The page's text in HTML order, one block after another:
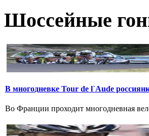
Шоссейные
В многодневке Tour de l`Aude
Во Франции проходит многодневная